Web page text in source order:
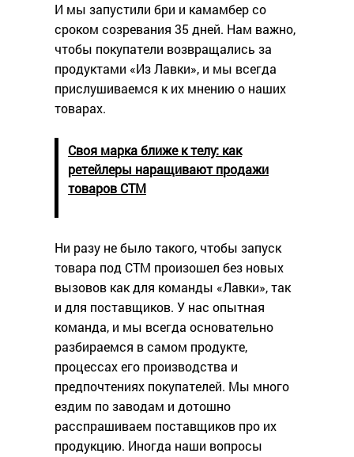
И мы запустили бри и камамбер со
сроком созревания 35 дней. Нам важно,
чтобы покупатели возвращались за
продуктами «Из Лавки», и мы всегда
прислушиваемся к их мнению о наших
товарах.
Своя марка ближе к телу: как
ретейлеры наращивают продажи
товаров СТМ
Ни разу не было такого, чтобы запуск
товара под СТМ произошел без новых
вызовов как для команды «Лавки», так
и для поставщиков. У нас опытная
команда, и мы всегда основательно
разбираемся в самом продукте,
процессах его производства и
предпочтениях покупателей. Мы много
ездим по заводам и дотошно
расспрашиваем поставщиков про их
продукцию. Иногда наши вопросы